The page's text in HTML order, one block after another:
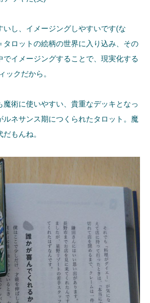
いし、イメージングしやすいです(な
タロットの絵柄の世界に入り込み、その
でイメージングすることで、現実化する
ックだから。
魔術に使いやすい、貴重なデッキとなっ
ルネサンス期につくられたタロット。魔
もんね。